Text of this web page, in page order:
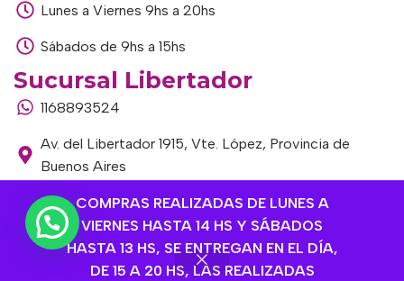
COMPRAS REALIZADAS DE LUNES A
VIERNES HASTA 14 HS Y SÁBADOS
HASTA 13 HS, SE ENTREGAN EN EL DÍA,
DE 15 A 20 HS, LAS REALIZADAS
Lunes a Viernes 9hs a 20hs
Sábados de 9hs a 15hs
Sucursal Libertador
1168893524
Av. del Libertador 1915, Vte. López, Provincia de
Buenos Aires
Lunes a Viernes de 9hs a 13hs / 16hs a 20hs
Sábados de 9hs a 15hs